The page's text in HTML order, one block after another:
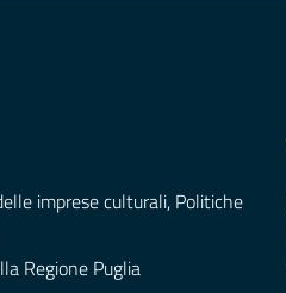
imprese culturali, Politiche
Regione Puglia